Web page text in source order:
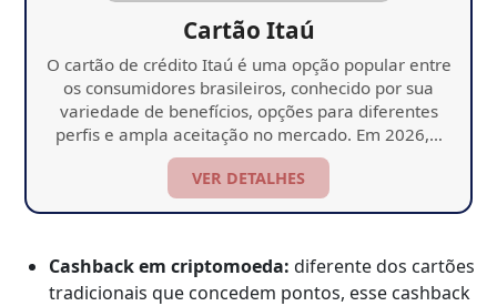
Cartão Itaú
O cartão de crédito Itaú é uma opção popular entre
os consumidores brasileiros, conhecido por sua
variedade de benefícios, opções para diferentes
perfis e ampla aceitação no mercado. Em 2026,…
VER DETALHES
Cashback em criptomoeda: diferente dos cartões
tradicionais que concedem pontos, esse cashback